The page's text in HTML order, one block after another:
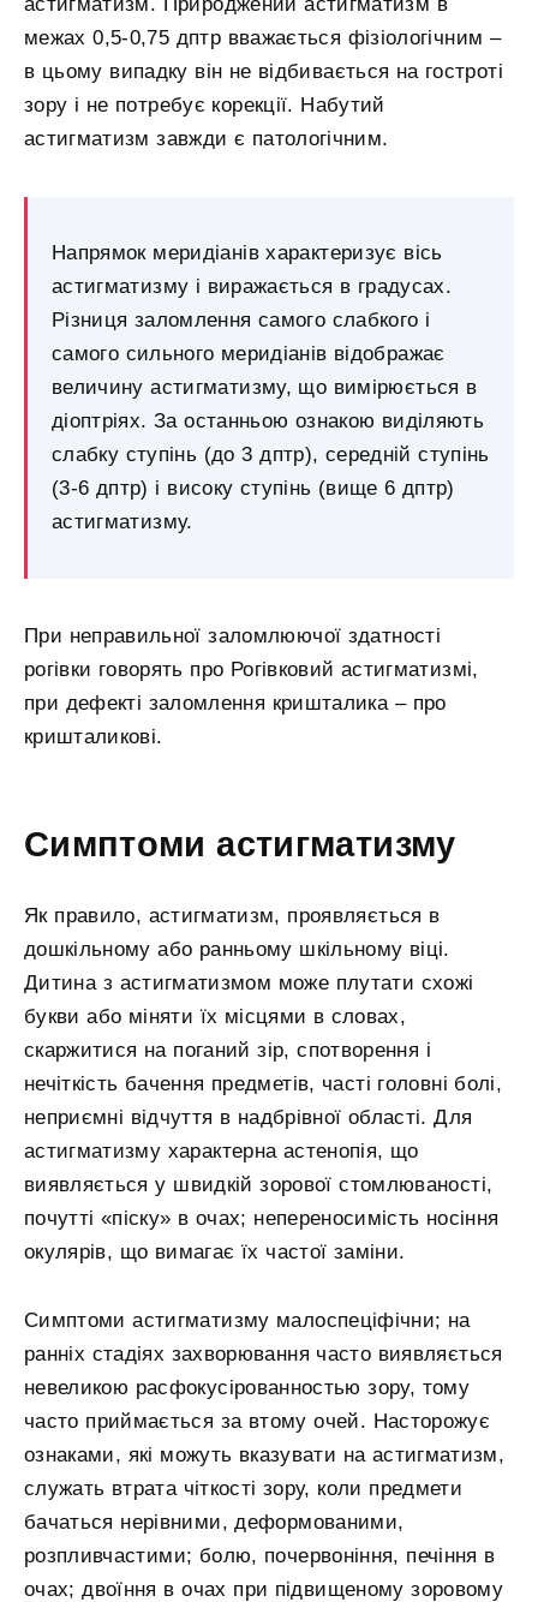
астигматизм. Природжений астигматизм в
межах 0,5-0,75 дптр вважається фізіологічним –
в цьому випадку він не відбивається на гостроті
зору і не потребує корекції. Набутий
астигматизм завжди є патологічним.
Напрямок меридіанів характеризує вісь
астигматизму і виражається в градусах.
Різниця заломлення самого слабкого і
самого сильного меридіанів відображає
величину астигматизму, що вимірюється в
діоптріях. За останньою ознакою виділяють
слабку ступінь (до 3 дптр), середній ступінь
(3-6 дптр) і високу ступінь (вище 6 дптр)
астигматизму.
При неправильної заломлюючої здатності
рогівки говорять про Рогівковий астигматизмі,
при дефекті заломлення кришталика – про
кришталикові.
Симптоми астигматизму
Як правило, астигматизм, проявляється в
дошкільному або ранньому шкільному віці.
Дитина з астигматизмом може плутати схожі
букви або міняти їх місцями в словах,
скаржитися на поганий зір, спотворення і
нечіткість бачення предметів, часті головні болі,
неприємні відчуття в надбрівної області. Для
астигматизму характерна астенопія, що
виявляється у швидкій зорової стомлюваності,
почутті «піску» в очах; непереносимість носіння
окулярів, що вимагає їх частої заміни.
Симптоми астигматизму малоспеціфічни; на
ранніх стадіях захворювання часто виявляється
невеликою расфокусірованностью зору, тому
часто приймається за втому очей. Насторожує
ознаками, які можуть вказувати на астигматизм,
служать втрата чіткості зору, коли предмети
бачаться нерівними, деформованими,
розпливчастими; болю, почервоніння, печіння в
очах; двоїння в очах при підвищеному зоровому